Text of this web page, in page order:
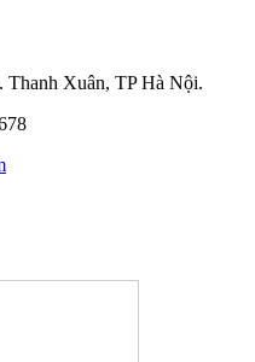
Xuân, TP Hà Nội.